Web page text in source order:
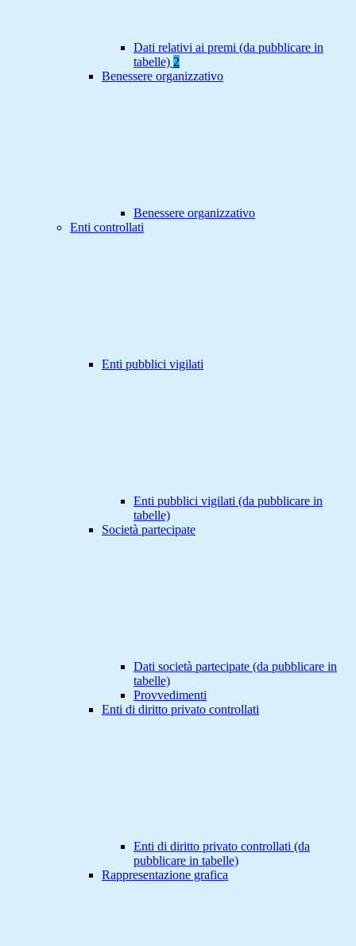
Dati relativi ai premi (da pubblicare in
tabelle) 2
Benessere organizzativo
Benessere organizzativo
Enti controllati
Enti pubblici vigilati
Enti pubblici vigilati (da pubblicare in
tabelle)
Società partecipate
Dati società partecipate (da pubblicare in
tabelle)
Provvedimenti
Enti di diritto privato controllati
Enti di diritto privato controllati (da
pubblicare in tabelle)
Rappresentazione grafica